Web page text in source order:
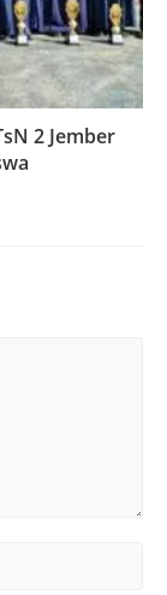
2 Jember